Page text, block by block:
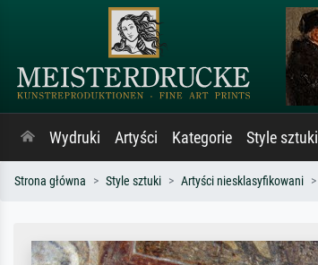
Wydruki Artyści Kategorie Style sztuki
Strona główna Style sztuki Artyści niesklasyfikowani